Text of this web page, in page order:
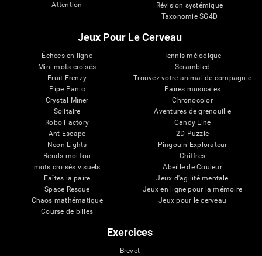
Attention
Révision systémique
Taxonomie SG4D
Jeux Pour Le Cerveau
Échecs en ligne
Mini-mots croisés
Fruit Frenzy
Pipe Panic
Crystal Miner
Solitaire
Robo Factory
Ant Escape
Neon Lights
Rends moi fou
mots croisés visuels
Faîtes la paire
Space Rescue
Chaos mathématique
Course de billes
Tennis mélodique
Scrambled
Trouvez votre animal de compagnie
Paires musicales
Chronocolor
Aventures de grenouille
Candy Line
2D Puzzle
Pingouin Explorateur
Chiffres
Abeille de Couleur
Jeux d'agilité mentale
Jeux en ligne pour la mémoire
Jeux pour le cerveau
Exercices
Brevet